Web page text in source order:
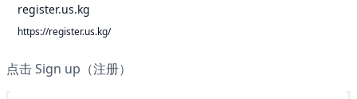
register.us.kg
https://register.us.kg/
点击 Sign up（注册）